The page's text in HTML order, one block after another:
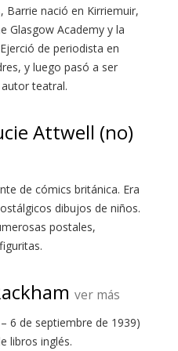
Barrie nació en Kirriemuir,
Glasgow Academy y la
de periodista en
y luego pasó a ser
teatral.
Attwell (no)
de cómics británica. Era
dibujos de niños.
postales,
ver más
6 de septiembre de 1939)
libros inglés.